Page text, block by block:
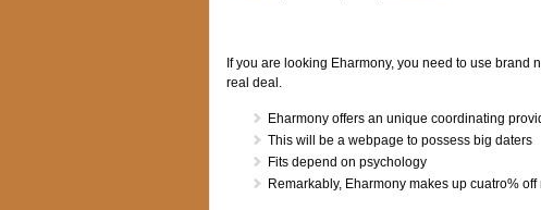
If you are looking Eharmony, you need to use brand
real deal.
Eharmony offers an unique coordinating
This will be a webpage to possess big daters
Fits depend on psychology
Remarkably, Eharmony makes up cuatro%